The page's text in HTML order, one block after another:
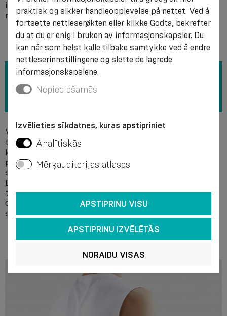
i preparatet, alvorlig lokale hudsykdommer (brukes under
medisinsk tilsyn).
Vi anbefaler at du vasker for hånd i en såpe ved en
temperatur på + 40 °C uten bruk av bleker. Ikke rens
kjemisk, da strukturen til neoprene forverres under
påvirkning av syre - og alkaliske løsemidler samt
smøremidler. Etter vasking skal du ikke spinne og tørke.
Det anbefales å klemme vannet forsiktig ut uten å vri og
tørke produktet på en spredt måte. Minst én meter fra
oppvarmingsapparater. Produktet må ikke tørkes inn i
solen eller ironed. Ikke jern.
praktisk og sikker handleopplevelse på nettet. Ved å
fortsette nettleserøkten eller klikke Godta, bekrefter
du at du er enig i bruken av informasjonskapsler. Du
kan når som helst kalle tilbake samtykke ved å endre
nettleserinnstillingene og slette de lagrede
informasjonskapslene.
Nepieciešamās
Izvēlieties sīkdatnes, kuras apstipriniet
Analītiskās
Mērķauditorijas atlases
APSTIPRINU VISU
APSTIPRINU IZVĒLĒTĀS
NORAIDU VISAS